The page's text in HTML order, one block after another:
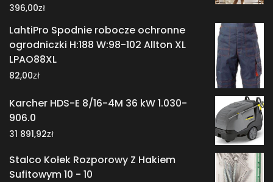
396,00zł
LahtiPro Spodnie robocze ochronne
ogrodniczki H:188 W:98-102 Allton XL
LPAO88XL
82,00zł
Karcher HDS-E 8/16-4M 36 kW 1.030-
906.0
31 891,92zł
Stalco Kołek Rozporowy Z Hakiem
Sufitowym 10 - 10